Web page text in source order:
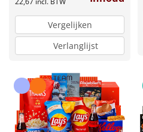
Vergelijken
Verlanglijst